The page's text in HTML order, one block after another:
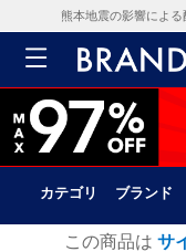
熊本地震の影響による
カテゴリ ブランド
この商品は サ